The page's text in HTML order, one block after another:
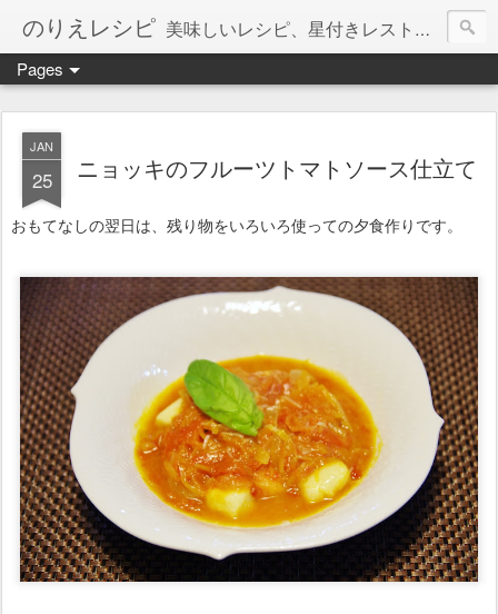
のりえレシピ 美味しいレシピ、星付きレストラン、絶品お取り寄せを紹介しています。
Pages
JAN
25 ニョッキのフルーツトマトソース仕立て
おもてなしの翌日は、残り物をいろいろ使っての夕食作りです。